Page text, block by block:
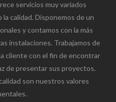
servicios muy variados
calidad. Disponemos de un
y contamos con la más
instalaciones. Trabajamos de
cliente con el fin de encontrar
de presentar sus proyectos.
son nuestros valores